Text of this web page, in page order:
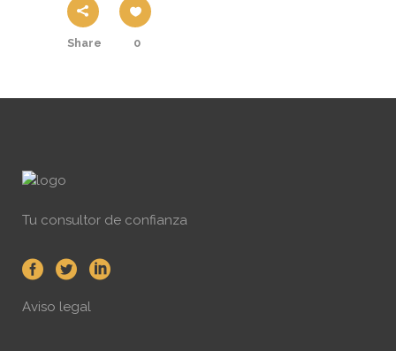
Share 0
Tu consultor de confianza
Aviso legal